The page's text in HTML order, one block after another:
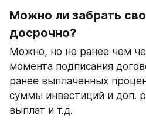
Можно ли забрать
досрочно?
Можно, но не ранее чем
момента подписания
ранее выплаченных
суммы инвестиций и доп.
выплат и т.д.